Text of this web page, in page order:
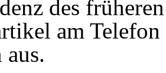
des
am
aus.